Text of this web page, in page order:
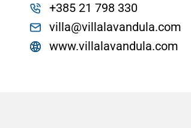
+385 21 798 330
villa@villalavandula.com
www.villalavandula.com